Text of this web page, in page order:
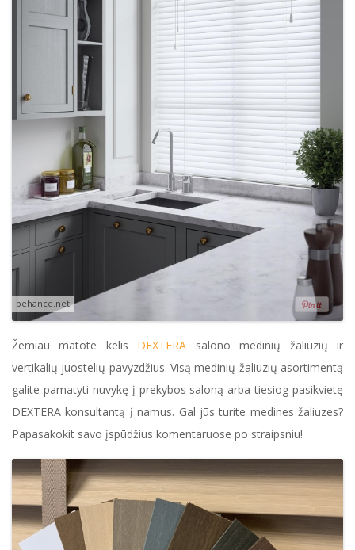
behance.net
Žemiau matote kelis DEXTERA salono medinių žaliuzių ir
vertikalių juostelių pavyzdžius. Visą medinių žaliuzių asortimentą
galite pamatyti nuvykę į prekybos saloną arba tiesiog pasikvietę
DEXTERA konsultantą į namus. Gal jūs turite medines žaliuzes?
Papasakokit savo įspūdžius komentaruose po straipsniu!